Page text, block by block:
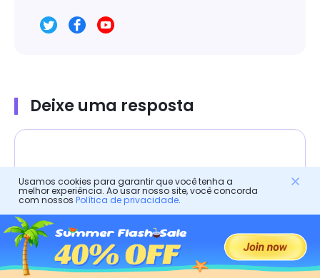
Deixe uma resposta
Usamos cookies para garantir que você tenha a
melhor experiência. Ao usar nosso site, você concorda
com nossos Política de privacidade.